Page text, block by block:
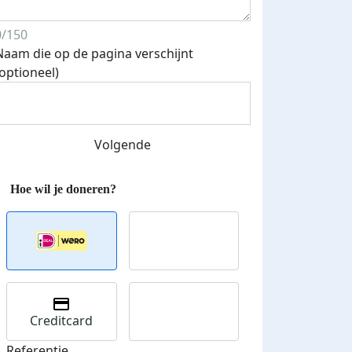
150
die op de pagina verschijnt
Volgende
Creditcard